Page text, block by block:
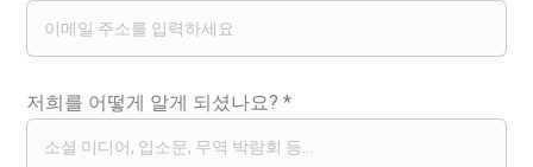
저희를 어떻게 알게 되셨나요?*